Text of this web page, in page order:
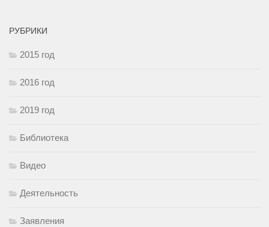
РУБРИКИ
2015 год
2016 год
2019 год
Библиотека
Видео
Деятельность
Заявления